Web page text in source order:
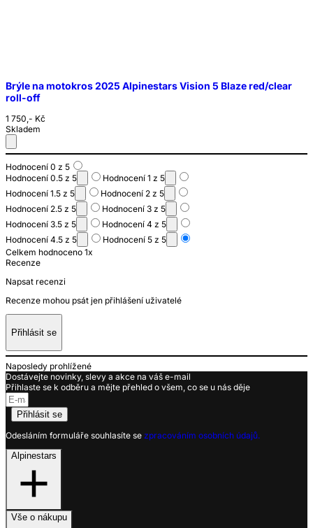
Brýle na motokros 2025 Alpinestars Vision 5 Blaze red/clear
roll-off
1 750,- Kč
Skladem
Hodnocení 0 z 5
Hodnocení 0.5 z 5
Hodnocení 1 z 5
Hodnocení 1.5 z 5
Hodnocení 2 z 5
Hodnocení 2.5 z 5
Hodnocení 3 z 5
Hodnocení 3.5 z 5
Hodnocení 4 z 5
Hodnocení 4.5 z 5
Hodnocení 5 z 5
Celkem hodnoceno 1x
Recenze
Napsat recenzi
Recenze mohou psát jen přihlášení uživatelé
Přihlásit se
Naposledy prohlížené
Dostávejte novinky, slevy a akce na váš e-mail
Přihlaste se k odběru a mějte přehled o všem, co se u nás děje
Přihlásit se
Odesláním formuláře souhlasíte se zpracováním osobních údajů.
Alpinestars
Vše o nákupu